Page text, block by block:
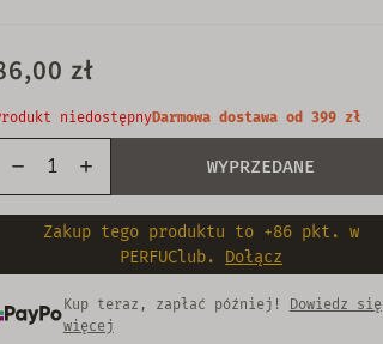
zł
niedostępnyDarmowa dostawa od 399 zł
WYPRZEDANE
Zakup tego produktu to +86 pkt. w
PERFUClub. Dołącz
Kup teraz, zapłać później!
Dowiedz się
więcej